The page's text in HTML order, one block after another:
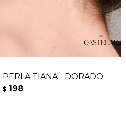
PERLA TIANA - DORADO
$ 198